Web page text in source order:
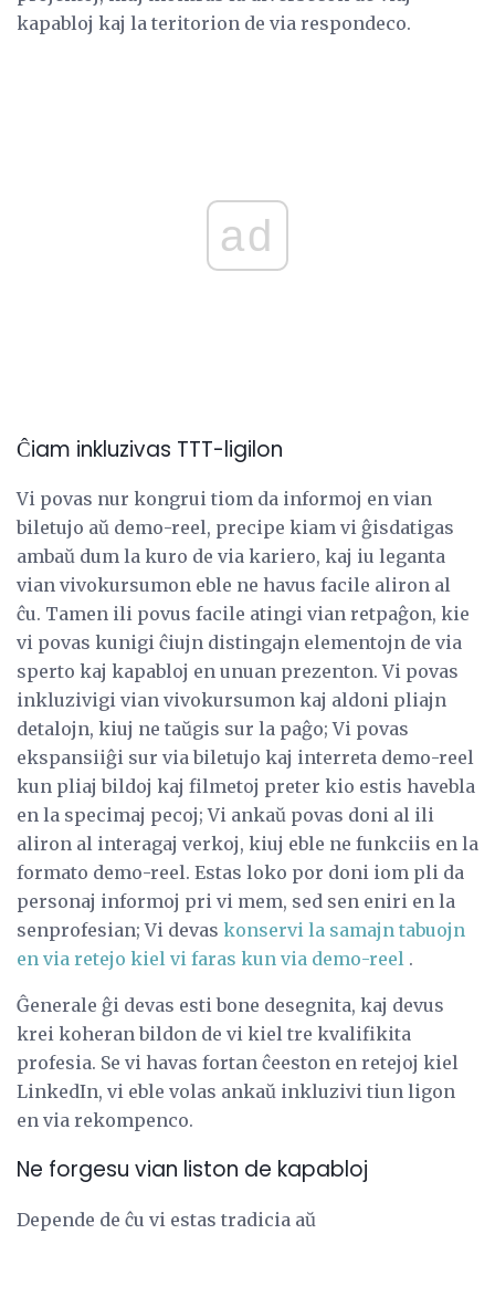
kapabloj kaj la teritorion de via respondeco.
ad
Ĉiam inkluzivas TTT-ligilon
Vi povas nur kongrui tiom da informoj en vian
biletujo aŭ demo-reel, precipe kiam vi ĝisdatigas
ambaŭ dum la kuro de via kariero, kaj iu leganta
vian vivokursumon eble ne havus facile aliron al
ĉu. Tamen ili povus facile atingi vian retpaĝon, kie
vi povas kunigi ĉiujn distingajn elementojn de via
sperto kaj kapabloj en unuan prezenton. Vi povas
inkluzivigi vian vivokursumon kaj aldoni pliajn
detalojn, kiuj ne taŭgis sur la paĝo; Vi povas
ekspansiiĝi ​​sur via biletujo kaj interreta demo-reel
kun pliaj bildoj kaj filmetoj preter kio estis havebla
en la specimaj pecoj; Vi ankaŭ povas doni al ili
aliron al interagaj verkoj, kiuj eble ne funkciis en la
formato demo-reel. Estas loko por doni iom pli da
personaj informoj pri vi mem, sed sen eniri en la
senprofesian; Vi devas konservi la samajn tabuojn
en via retejo kiel vi faras kun via demo-reel .
Ĝenerale ĝi devas esti bone desegnita, kaj devus
krei koheran bildon de vi kiel tre kvalifikita
profesia. Se vi havas fortan ĉeeston en retejoj kiel
LinkedIn, vi eble volas ankaŭ inkluzivi tiun ligon
en via rekompenco.
Ne forgesu vian liston de kapabloj
Depende de ĉu vi estas tradicia aŭ